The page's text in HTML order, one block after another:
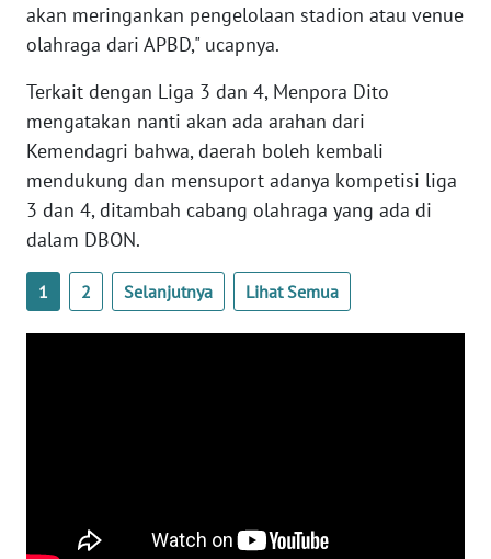
akan meringankan pengelolaan stadion atau venue
olahraga dari APBD," ucapnya.
Terkait dengan Liga 3 dan 4, Menpora Dito
mengatakan nanti akan ada arahan dari
Kemendagri bahwa, daerah boleh kembali
mendukung dan mensuport adanya kompetisi liga
3 dan 4, ditambah cabang olahraga yang ada di
dalam DBON.
1 2 Selanjutnya Lihat Semua
WN
RIAU
WN
SERAMBI
WN
JAMBI
SULTRA
SULBAR